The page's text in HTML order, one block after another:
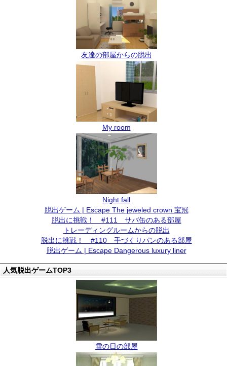
友達の部屋からの脱出
My room
Night fall
脱出ゲーム | Escape The jeweled crown 宝冠
脱出に挑戦！ #111 サバ缶のある部屋
トレーディングルームからの脱出
脱出に挑戦！ #110 手づくりパンのある部屋
脱出ゲーム | Escape Dangerous luxury liner
人気脱出ゲームTOP3
雪の日の部屋